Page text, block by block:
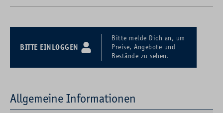
BITTE EINLOGGEN
Bitte melde Dich an, um
Preise, Angebote und
Bestände zu sehen.
Allgemeine Informationen